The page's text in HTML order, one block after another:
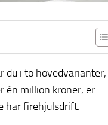
du i to hovedvarianter,
èn million kroner, er
har firehjulsdrift.